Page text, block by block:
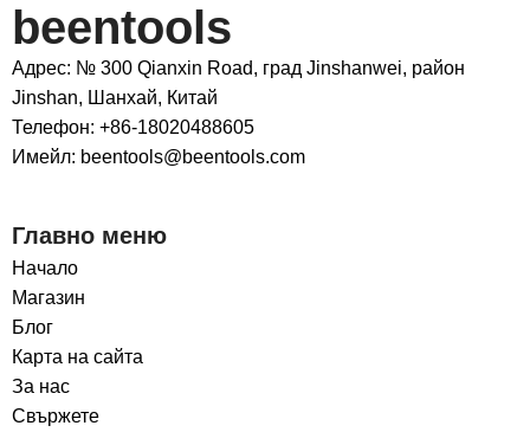
beentools
Адрес: № 300 Qianxin Road, град Jinshanwei, район
Jinshan, Шанхай, Китай
Телефон: +86-18020488605
Имейл: beentools@beentools.com
Главно меню
Начало
Магазин
Блог
Карта на сайта
За нас
Свържете